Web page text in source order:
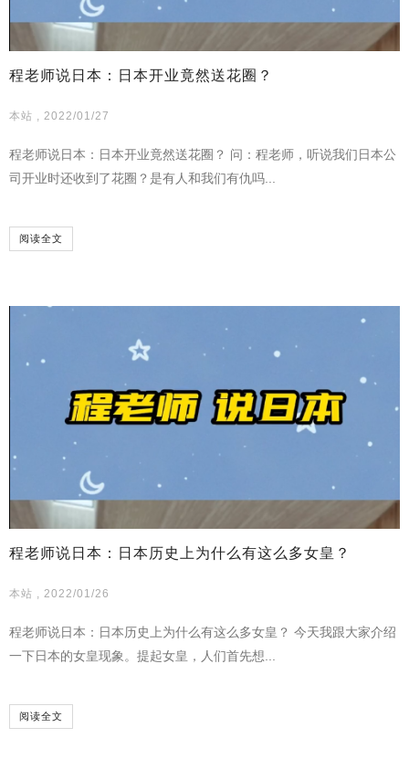
程老师说日本：日本开业竟然送花圈？
本站 , 2022/01/27
程老师说日本：日本开业竟然送花圈？ 问：程老师，听说我们日本公
司开业时还收到了花圈？是有人和我们有仇吗...
阅读全文
程老师说日本：日本历史上为什么有这么多女皇？
本站 , 2022/01/26
程老师说日本：日本历史上为什么有这么多女皇？ 今天我跟大家介绍
一下日本的女皇现象。提起女皇，人们首先想...
阅读全文